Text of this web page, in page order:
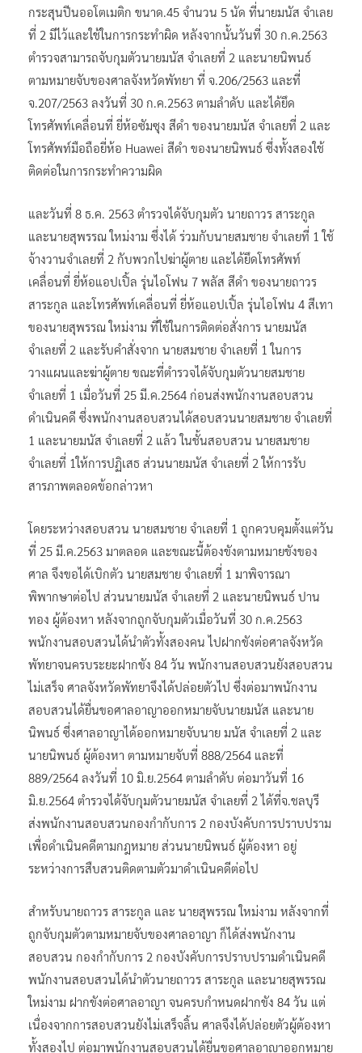
กระสุนปีนออโตเมติก ขนาด.45 จำนวน 5 นัด ที่นายมนัส จำเลย
ที่ 2 มีไว้และใช้ในการกระทำผิด หลังจากนั้นวันที่ 30 ก.ค.2563
ตำรวจสามารถจับกุมตัวนายมนัส จำเลยที่ 2 และนายนิพนธ์
ตามหมายจับของศาลจังหวัดพัทยา ที่ จ.206/2563 และที่
จ.207/2563 ลงวันที่ 30 ก.ค.2563 ตามลำดับ และได้ยึด
โทรศัพท์เคลื่อนที่ ยี่ห้อซัมซุง สีดำ ของนายมนัส จำเลยที่ 2 และ
โทรศัพท์มือถือยี่ห้อ Huawei สีดำ ของนายนิพนธ์ ซึ่งทั้งสองใช้
ติดต่อในการกระทำความผิด
และวันที่ 8 ธ.ค. 2563 ตำรวจได้จับกุมตัว นายถาวร สาระกูล
และนายสุพรรณ ใหม่งาม ซึ่งได้ ร่วมกับนายสมชาย จำเลยที่ 1 ใช้
จ้างวานจำเลยที่ 2 กับพวกไปฆ่าผู้ตาย และได้ยึดโทรศัพท์
เคลื่อนที่ ยี่ห้อแอปเปิ้ล รุ่นไอโฟน 7 พลัส สีดำ ของนายถาวร
สาระกูล และโทรศัพท์เคลื่อนที่ ยี่ห้อแอปเปิ้ล รุ่นไอโฟน 4 สีเทา
ของนายสุพรรณ ใหม่งาม ที่ใช้ในการติดต่อสั่งการ นายมนัส
จำเลยที่ 2 และรับคำสั่งจาก นายสมชาย จำเลยที่ 1 ในการ
วางแผนและฆ่าผู้ตาย ขณะที่ตำรวจได้จับกุมตัวนายสมชาย
จำเลยที่ 1 เมื่อวันที่ 25 มี.ค.2564 ก่อนส่งพนักงานสอบสวน
ดำเนินคดี ซึ่งพนักงานสอบสวนได้สอบสวนนายสมชาย จำเลยที่
1 และนายมนัส จำเลยที่ 2 แล้ว ในชั้นสอบสวน นายสมชาย
จำเลยที่ 1ให้การปฏิเสธ ส่วนนายมนัส จำเลยที่ 2 ให้การรับ
สารภาพตลอดข้อกล่าวหา
โดยระหว่างสอบสวน นายสมชาย จำเลยที่ 1 ถูกควบคุมตั้งแต่วัน
ที่ 25 มี.ค.2563 มาตลอด และขณะนี้ต้องขังตามหมายขังของ
ศาล จึงขอได้เบิกตัว นายสมชาย จำเลยที่ 1 มาพิจารณา
พิพากษาต่อไป ส่วนนายมนัส จำเลยที่ 2 และนายนิพนธ์ ปาน
ทอง ผู้ต้องหา หลังจากถูกจับกุมตัวเมื่อวันที่ 30 ก.ค.2563
พนักงานสอบสวนได้นำตัวทั้งสองคน ไปฝากขังต่อศาลจังหวัด
พัทยาจนครบระยะฝากขัง 84 วัน พนักงานสอบสวนยังสอบสวน
ไม่เสร็จ ศาลจังหวัดพัทยาจึงได้ปล่อยตัวไป ซึ่งต่อมาพนักงาน
สอบสวนได้ยื่นขอศาลอาญาออกหมายจับนายมนัส และนาย
นิพนธ์ ซึ่งศาลอาญาได้ออกหมายจับนาย มนัส จำเลยที่ 2 และ
นายนิพนธ์ ผู้ต้องหา ตามหมายจับที่ 888/2564 และที่
889/2564 ลงวันที่ 10 มิ.ย.2564 ตามลำดับ ต่อมาวันที่ 16
มิ.ย.2564 ตำรวจได้จับกุมตัวนายมนัส จำเลยที่ 2 ได้ที่จ.ชลบุรี
ส่งพนักงานสอบสวนกองกำกับการ 2 กองบังคับการปราบปราม
เพื่อดำเนินคดีตามกฎหมาย ส่วนนายนิพนธ์ ผู้ต้องหา อยู่
ระหว่างการสืบสวนติดตามตัวมาดำเนินคดีต่อไป
สำหรับนายถาวร สาระกูล และ นายสุพรรณ ใหม่งาม หลังจากที่
ถูกจับกุมตัวตามหมายจับของศาลอาญา ก็ได้ส่งพนักงาน
สอบสวน กองกำกับการ 2 กองบังคับการปราบปรามดำเนินคดี
พนักงานสอบสวนได้นำตัวนายถาวร สาระกูล และนายสุพรรณ
ใหม่งาม ฝากขังต่อศาลอาญา จนครบกำหนดฝากขัง 84 วัน แต่
เนื่องจากการสอบสวนยังไม่เสร็จลิ้น ศาลจึงได้ปล่อยตัวผู้ต้องหา
ทั้งสองไป ต่อมาพนักงานสอบสวนได้ยื่นขอศาลอาญาออกหมาย